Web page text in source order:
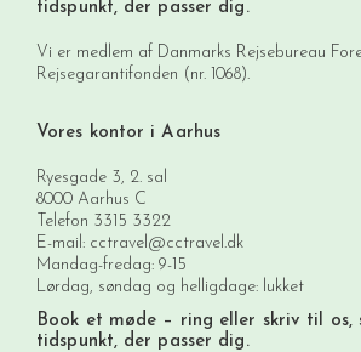
tidspunkt, der passer dig.
Vi er medlem af Danmarks Rejsebureau
Rejsegarantifonden (nr. 1068).
Vores kontor i Aarhus
Ryesgade 3, 2. sal
8000 Aarhus C
Telefon 3315 3322
E-mail: cctravel@cctravel.dk
Mandag-fredag: 9-15
Lørdag, søndag og helligdage: lukket
Book et møde – ring eller skriv til os,
tidspunkt, der passer dig.